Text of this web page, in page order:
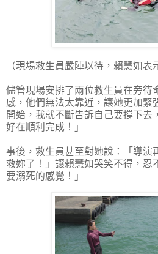
（現場救生員嚴陣以待，賴慧如表
儘管現場安排了兩位救生員在旁待
感，他們無法太靠近，讓她更加緊
開始，我就不斷告訴自己要撐下去
好在順利完成！」
事後，救生員甚至對她說：「導演
救妳了！」讓賴慧如哭笑不得，忍
要溺死的感覺！」